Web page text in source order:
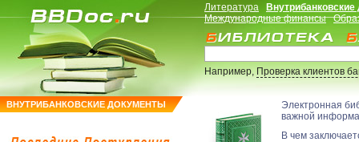
ВНУТРИБАНКОВСКИЕ ДОКУМЕНТЫ
Литература
Международные финансы
Например,Проверка клиентов
Электронная
важной
В чем